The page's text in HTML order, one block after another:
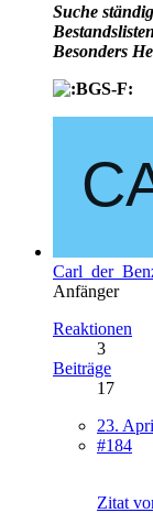
Suche
Besonders
Anfänger
Reaktionen
3
Beiträge
17
23.
#184
Zitat